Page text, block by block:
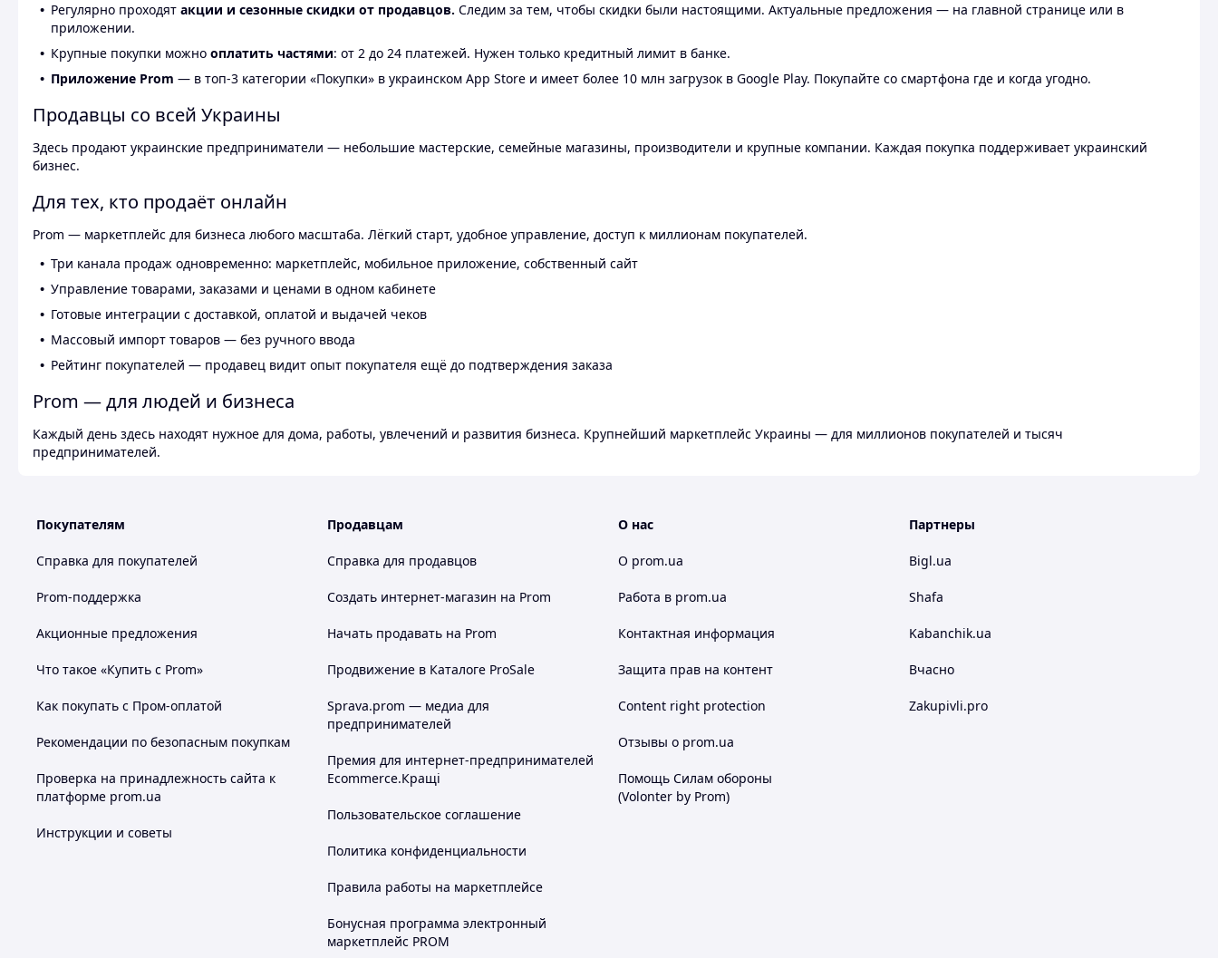
Регулярно проходят акции и сезонные скидки от продавцов. Следим за тем, чтобы скидки были настоящими. Актуальные предложения — на главной странице или в
приложении.
Крупные покупки можно оплатить частями: от 2 до 24 платежей. Нужен только кредитный лимит в банке.
Приложение Prom — в топ-3 категории «Покупки» в украинском App Store и имеет более 10 млн загрузок в Google Play. Покупайте со смартфона где и когда угодно.
Продавцы со всей Украины
Здесь продают украинские предприниматели — небольшие мастерские, семейные магазины, производители и крупные компании. Каждая покупка поддерживает украинский
бизнес.
Для тех, кто продаёт онлайн
Prom — маркетплейс для бизнеса любого масштаба. Лёгкий старт, удобное управление, доступ к миллионам покупателей.
Три канала продаж одновременно: маркетплейс, мобильное приложение, собственный сайт
Управление товарами, заказами и ценами в одном кабинете
Готовые интеграции с доставкой, оплатой и выдачей чеков
Массовый импорт товаров — без ручного ввода
Рейтинг покупателей — продавец видит опыт покупателя ещё до подтверждения заказа
Prom — для людей и бизнеса
Каждый день здесь находят нужное для дома, работы, увлечений и развития бизнеса. Крупнейший маркетплейс Украины — для миллионов покупателей и тысяч
предпринимателей.
Покупателям
Справка для покупателей
Prom-поддержка
Акционные предложения
Что такое «Купить с Prom»
Как покупать с Пром-оплатой
Рекомендации по безопасным покупкам
Проверка на принадлежность сайта к
платформе prom.ua
Инструкции и советы
Продавцам
Справка для продавцов
Создать интернет-магазин на Prom
Начать продавать на Prom
Продвижение в Каталоге ProSale
Sprava.prom — медиа для
предпринимателей
Премия для интернет-предпринимателей
Ecommerce.Кращі
Пользовательское соглашение
Политика конфиденциальности
Правила работы на маркетплейсе
Бонусная программа электронный
маркетплейс PROM
О нас
О prom.ua
Работа в prom.ua
Контактная информация
Защита прав на контент
Content right protection
Отзывы о prom.ua
Помощь Силам обороны
(Volonter by Prom)
Партнеры
Bigl.ua
Shafa
Kabanchik.ua
Вчасно
Zakupivli.pro